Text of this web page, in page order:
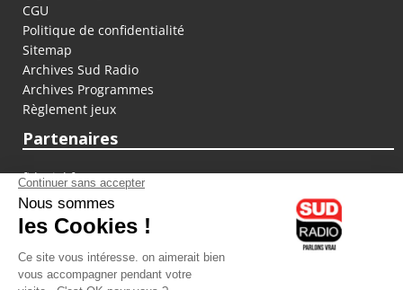
CGU
Politique de confidentialité
Sitemap
Archives Sud Radio
Archives Programmes
Règlement jeux
Partenaires
fiducial.fr
lyoncapitale.fr
olympique-et-lyonnais.com
L'application Iphone / Android